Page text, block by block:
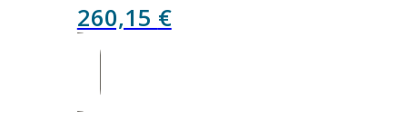
260,15 €